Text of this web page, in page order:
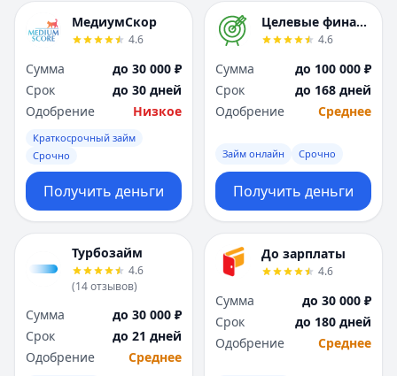
Я
Вся Россия
Я
Вся Россия
МедиумСкор
4.6
Сумма
до 30 000 ₽
Срок
до 30 дней
Одобрение
Низкое
Краткосрочный займ
Срочно
Получить деньги
Целевые финансы
4.6
Сумма
до 100 000 ₽
Срок
до 168 дней
Одобрение
Среднее
Займ онлайн Срочно
Получить деньги
Турбозайм
4.6
(14отзывов)
Сумма
до 30 000 ₽
Срок
до 21 дней
Одобрение
Среднее
До зарплаты
4.6
Сумма
до 30 000 ₽
Срок
до 180 дней
Одобрение
Среднее